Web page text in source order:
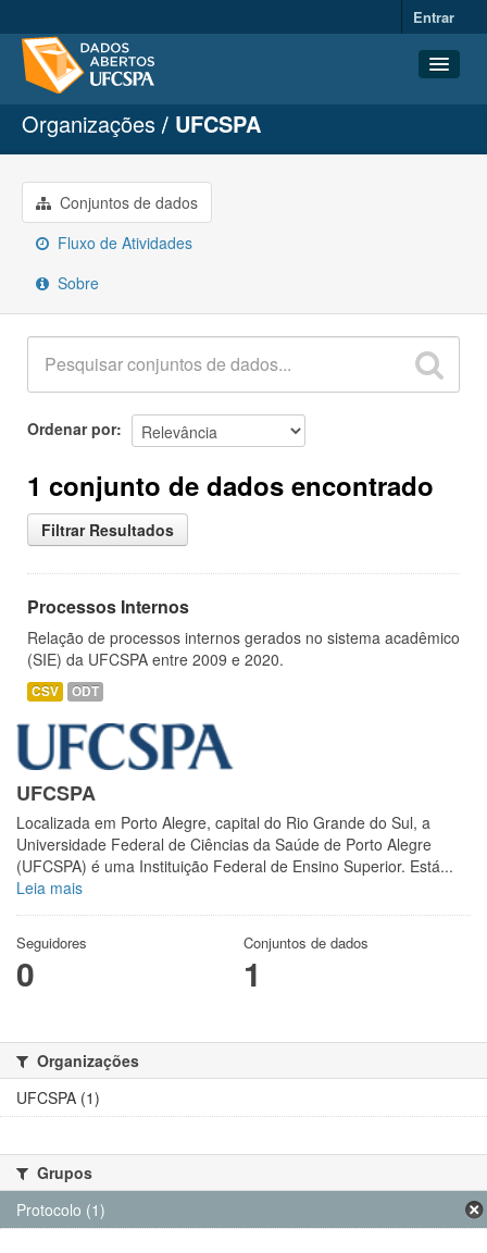
Entrar
Conjuntos de dados
Organizações
Grupos
Sobre
Organizações UFCSPA
Conjuntos de dados
Fluxo de Atividades
Sobre
Ordenar por
1 conjunto de dados encontrado
Filtrar Resultados
Processos Internos
Relação de processos internos gerados no sistema acadêmico
(SIE) da UFCSPA entre 2009 e 2020.
CSV ODT
UFCSPA
Localizada em Porto Alegre, capital do Rio Grande do Sul, a
Universidade Federal de Ciências da Saúde de Porto Alegre
(UFCSPA) é uma Instituição Federal de Ensino Superior. Está...
Leia mais
Seguidores
0
Conjuntos de dados
1
Organizações
UFCSPA (1)
Grupos
Protocolo (1)